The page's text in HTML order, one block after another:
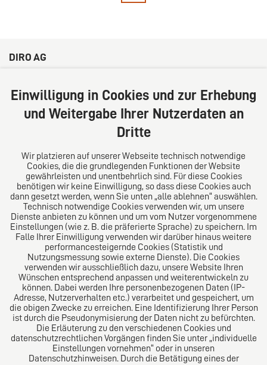
DIRO AG
20354 Hamburg
Deutschland
Tel: +49 (0) 40 41352231
Über uns
Das Kanzlei-Vertrauensnetzwerk. Aus Europa für die
Welt. Für den erfolgreichen Mittelstand.
Folgen Sie uns auf
Das europäische Kanzlei-Netzwerk
Einwilligung in Cookies und zur Erhebung
und Weitergabe Ihrer Nutzerdaten an
Dritte
Wir platzieren auf unserer Webseite technisch notwendige
Cookies, die die grundlegenden Funktionen der Website
gewährleisten und unentbehrlich sind. Für diese Cookies
benötigen wir keine Einwilligung, so dass diese Cookies auch
dann gesetzt werden, wenn Sie unten „alle ablehnen“ auswählen.
Technisch notwendige Cookies verwenden wir, um unsere
Dienste anbieten zu können und um vom Nutzer vorgenommene
Einstellungen (wie z. B. die präferierte Sprache) zu speichern. Im
Falle Ihrer Einwilligung verwenden wir darüber hinaus weitere
performancesteigernde Cookies (Statistik und
Nutzungsmessung sowie externe Dienste). Die Cookies
verwenden wir ausschließlich dazu, unsere Website Ihren
Wünschen entsprechend anpassen und weiterentwickeln zu
können. Dabei werden Ihre personenbezogenen Daten (IP-
Adresse, Nutzerverhalten etc.) verarbeitet und gespeichert, um
die obigen Zwecke zu erreichen. Eine Identifizierung Ihrer Person
ist durch die Pseudonymisierung der Daten nicht zu befürchten.
Die Erläuterung zu den verschiedenen Cookies und
datenschutzrechtlichen Vorgängen finden Sie unter „individuelle
Einstellungen vornehmen“ oder in unseren
Datenschutzhinweisen. Durch die Betätigung eines der